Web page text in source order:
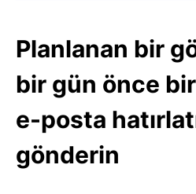
Planlanan bir
bir gün önce
e-posta
gönderin